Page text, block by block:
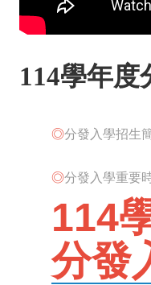
114學年度
◎分發入學招生
◎分發入學重要
114
分發